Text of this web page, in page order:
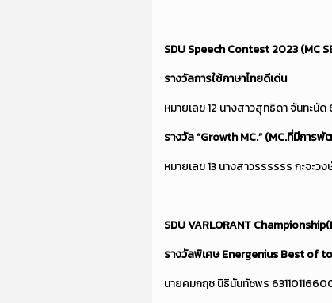
SDU Speech Contest2023 (MC
รางวัลการใช้ภาษาไทยดีเด่น
หมายเลข 12 นางสาวสุทธิดา จันทะนั
รางวัล“Growth MC.” (MC.ที่มีการ
หมายเลข 13 นางสาวรรรรรร กะจะ
SDU VARLORANT
รางวัลพิเศษEnergenius Best of
นายคมกฤช นิธินันทัชพร